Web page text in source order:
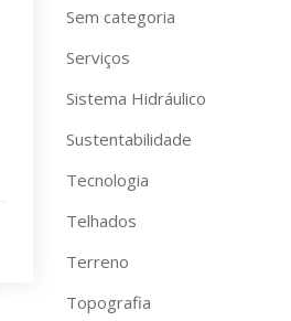
Sem categoria
Serviços
Sistema Hidráulico
Sustentabilidade
Tecnologia
Telhados
Terreno
Topografia